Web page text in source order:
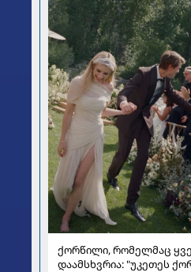
ქორწილი, რომელმაც
დაამსხვრია: "უკეთეს